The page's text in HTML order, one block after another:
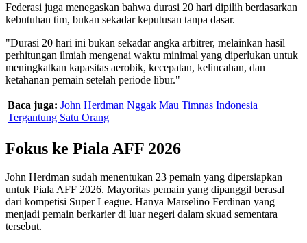
Federasi juga menegaskan bahwa durasi 20 hari dipilih berdasarkan
kebutuhan tim, bukan sekadar keputusan tanpa dasar.
"Durasi 20 hari ini bukan sekadar angka arbitrer, melainkan hasil
perhitungan ilmiah mengenai waktu minimal yang diperlukan untuk
meningkatkan kapasitas aerobik, kecepatan, kelincahan, dan
ketahanan pemain setelah periode libur."
Baca juga: John Herdman Nggak Mau Timnas Indonesia
Tergantung Satu Orang
Fokus ke Piala AFF 2026
John Herdman sudah menentukan 23 pemain yang dipersiapkan
untuk Piala AFF 2026. Mayoritas pemain yang dipanggil berasal
dari kompetisi Super League. Hanya Marselino Ferdinan yang
menjadi pemain berkarier di luar negeri dalam skuad sementara
tersebut.